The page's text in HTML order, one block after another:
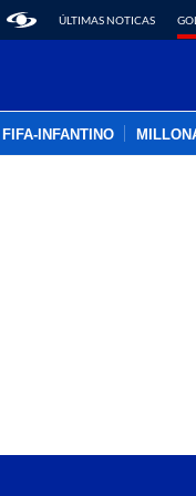
ÚLTIMAS NOTICAS
FIFA-INFANTINO